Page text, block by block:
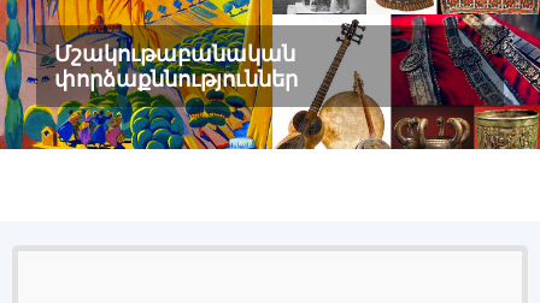
Փորձաքննությունների տեսակները
Նորություններ
Գրադարան
Կայքի քարտեզ
Մշակութաբանական
փորձաքննություններ